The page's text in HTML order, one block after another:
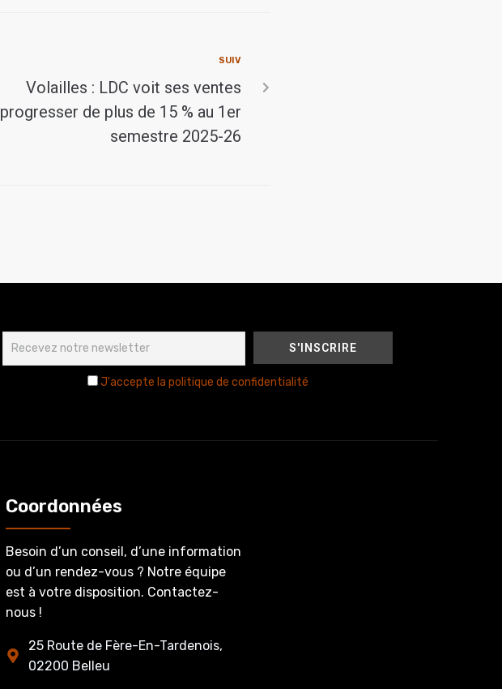
SUIV
Volailles : LDC voit ses ventes
progresser de plus de 15 % au 1er
semestre 2025-26
J'accepte la politique de confidentialité
Coordonnées
Besoin d’un conseil, d’une information
ou d’un rendez-vous ? Notre équipe
est à votre disposition. Contactez-
nous !
25 Route de Fère-En-Tardenois,
02200 Belleu